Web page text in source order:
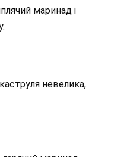
маринад і
невелика,